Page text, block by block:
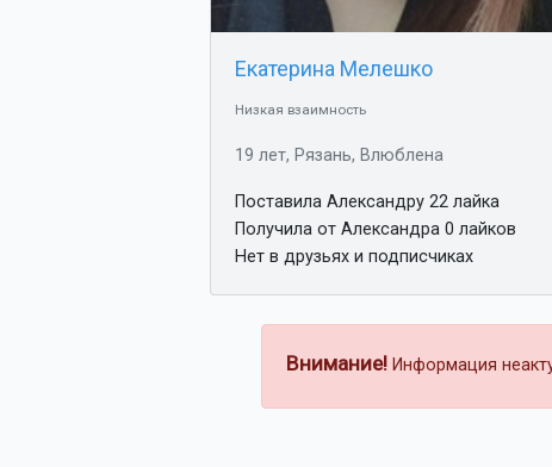
Екатерина Мелешко
Низкая взаимность
19 лет, Рязань, Влюблена
Поставила Александру 22 лайка
Получила от Александра 0 лайков
Нет в друзьях и подписчиках
Внимание!Информация